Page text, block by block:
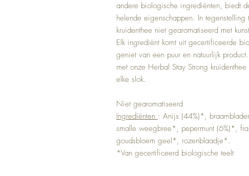
andere biologische ingrediënten, biedt
helende eigenschappen. In
kruidenthee niet gearomatiseerd met
Elk ingrediënt komt uit gecertificeerde
geniet van een puur en natuurlijk
met onze Herbal Stay Strong
elke slok.
Niet gearomatiseerd
Ingrediënten : Anijs (44%)*,
smalle weegbree*, pepermunt (6%)*,
goudsbloem geel*, rozenblaadje*.
*Van gecertificeerd biologische teelt